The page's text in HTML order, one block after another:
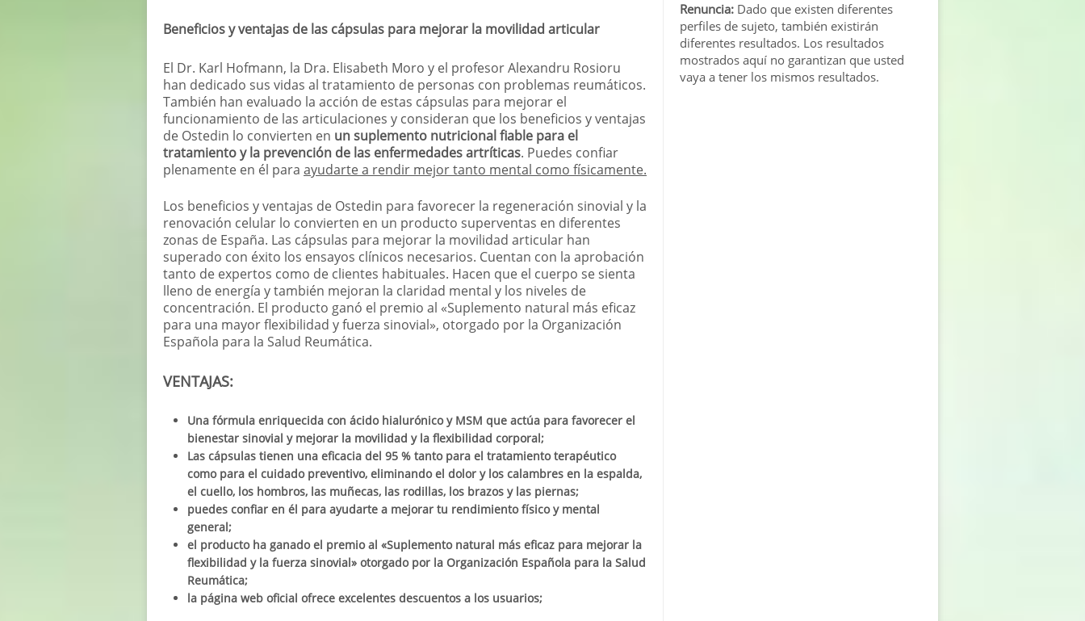
Beneficios y ventajas de las cápsulas para mejorar la movilidad articular
El Dr. Karl Hofmann, la Dra. Elisabeth Moro y el profesor Alexandru Rosioru
han dedicado sus vidas al tratamiento de personas con problemas reumáticos.
También han evaluado la acción de estas cápsulas para mejorar el
funcionamiento de las articulaciones y consideran que los beneficios y ventajas
de Ostedin lo convierten en un suplemento nutricional fiable para el
tratamiento y la prevención de las enfermedades artríticas. Puedes confiar
plenamente en él para ayudarte a rendir mejor tanto mental como físicamente.
Los beneficios y ventajas de Ostedin para favorecer la regeneración sinovial y la
renovación celular lo convierten en un producto superventas en diferentes
zonas de España. Las cápsulas para mejorar la movilidad articular han
superado con éxito los ensayos clínicos necesarios. Cuentan con la aprobación
tanto de expertos como de clientes habituales. Hacen que el cuerpo se sienta
lleno de energía y también mejoran la claridad mental y los niveles de
concentración. El producto ganó el premio al «Suplemento natural más eficaz
para una mayor flexibilidad y fuerza sinovial», otorgado por la Organización
Española para la Salud Reumática.
VENTAJAS:
Una fórmula enriquecida con ácido hialurónico y MSM que actúa para favorecer el
bienestar sinovial y mejorar la movilidad y la flexibilidad corporal;
Las cápsulas tienen una eficacia del 95 % tanto para el tratamiento terapéutico
como para el cuidado preventivo, eliminando el dolor y los calambres en la espalda,
el cuello, los hombros, las muñecas, las rodillas, los brazos y las piernas;
puedes confiar en él para ayudarte a mejorar tu rendimiento físico y mental
general;
el producto ha ganado el premio al «Suplemento natural más eficaz para mejorar la
flexibilidad y la fuerza sinovial» otorgado por la Organización Española para la Salud
Reumática;
la página web oficial ofrece excelentes descuentos a los usuarios;
Renuncia: Dado que existen diferentes
perfiles de sujeto, también existirán
diferentes resultados. Los resultados
mostrados aquí no garantizan que usted
vaya a tener los mismos resultados.